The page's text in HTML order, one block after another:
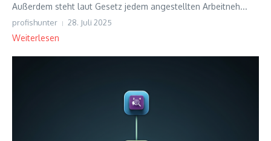
Außerdem steht laut Gesetz jedem angestellten Arbeitneh...
profishunter 28. Juli 2025
Weiterlesen